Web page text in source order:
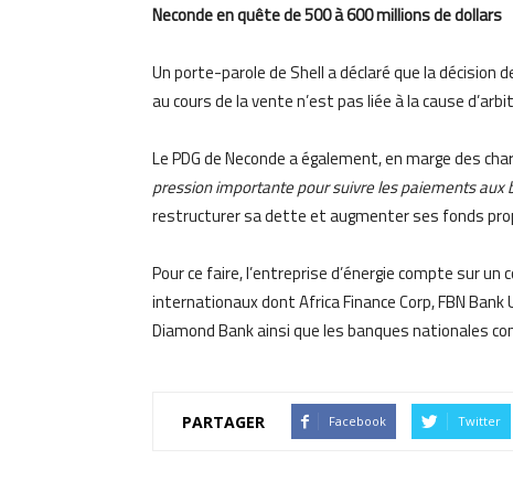
Neconde en quête de 500 à 600 millions de dollars
Un porte-parole de Shell a déclaré que la décision
au cours de la vente n’est pas liée à la cause
Le PDG de Neconde a également, en marge des
pression importante pour suivre les paiements aux
restructurer sa dette et augmenter ses fonds
Pour ce faire, l’entreprise d’énergie compte sur
internationaux dont Africa Finance Corp, FBN
Diamond Bank ainsi que les banques nationales
PARTAGER Facebook Twitter